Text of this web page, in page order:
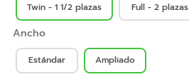
Twin - 1 1/2 plazas Full - 2 plazas
Ancho
Estándar Ampliado